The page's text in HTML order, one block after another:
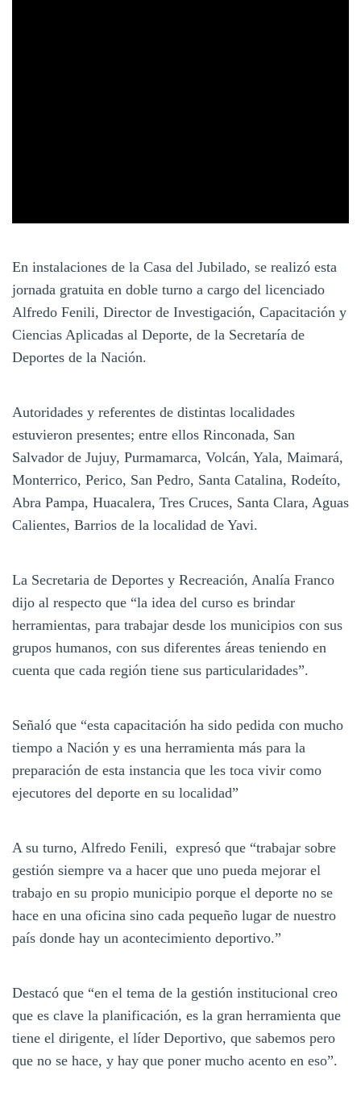
En instalaciones de la Casa del Jubilado, se realizó esta
jornada gratuita en doble turno a cargo del licenciado
Alfredo Fenili, Director de Investigación, Capacitación y
Ciencias Aplicadas al Deporte, de la Secretaría de
Deportes de la Nación.
Autoridades y referentes de distintas localidades
estuvieron presentes; entre ellos Rinconada, San
Salvador de Jujuy, Purmamarca, Volcán, Yala, Maimará,
Monterrico, Perico, San Pedro, Santa Catalina, Rodeíto,
Abra Pampa, Huacalera, Tres Cruces, Santa Clara, Aguas
Calientes, Barrios de la localidad de Yavi.
La Secretaria de Deportes y Recreación, Analía Franco
dijo al respecto que “la idea del curso es brindar
herramientas, para trabajar desde los municipios con sus
grupos humanos, con sus diferentes áreas teniendo en
cuenta que cada región tiene sus particularidades”.
Señaló que “esta capacitación ha sido pedida con mucho
tiempo a Nación y es una herramienta más para la
preparación de esta instancia que les toca vivir como
ejecutores del deporte en su localidad”
A su turno, Alfredo Fenili, expresó que “trabajar sobre
gestión siempre va a hacer que uno pueda mejorar el
trabajo en su propio municipio porque el deporte no se
hace en una oficina sino cada pequeño lugar de nuestro
país donde hay un acontecimiento deportivo.”
Destacó que “en el tema de la gestión institucional creo
que es clave la planificación, es la gran herramienta que
tiene el dirigente, el líder Deportivo, que sabemos pero
que no se hace, y hay que poner mucho acento en eso”.